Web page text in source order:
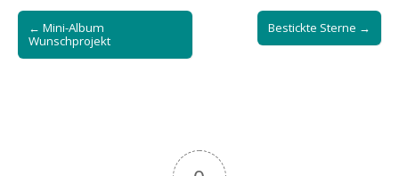
Post
navigation
← Mini-Album
Wunschprojekt
Bestickte Sterne →